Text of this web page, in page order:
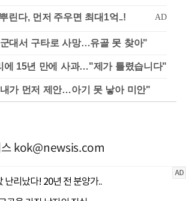
대서 구타로 사망…유골 못 찾아"
에 15년 만에 사과…"제가 틀렸습니다"
가 먼저 제안…아기 못 낳아 미안"
kok@newsis.com